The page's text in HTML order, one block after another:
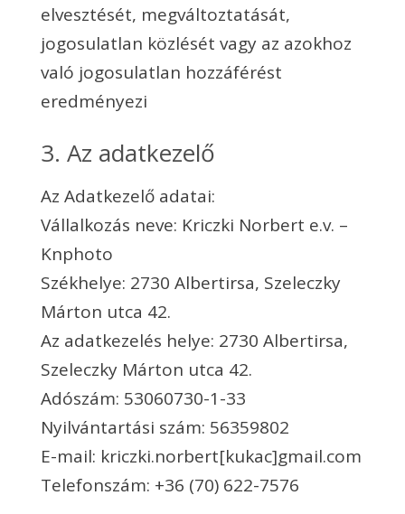
elvesztését, megváltoztatását,
jogosulatlan közlését vagy az azokhoz
való jogosulatlan hozzáférést
eredményezi
3. Az adatkezelő
Az Adatkezelő adatai:
Vállalkozás neve: Kriczki Norbert e.v. –
Knphoto
Székhelye: 2730 Albertirsa, Szeleczky
Márton utca 42.
Az adatkezelés helye: 2730 Albertirsa,
Szeleczky Márton utca 42.
Adószám: 53060730-1-33
Nyilvántartási szám: 56359802
E-mail: kriczki.norbert[kukac]gmail.com
Telefonszám: +36 (70) 622-7576